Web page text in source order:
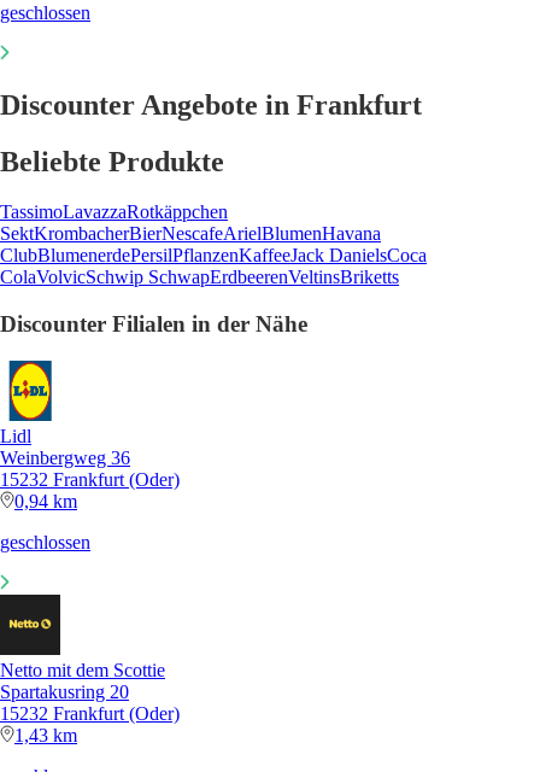
geschlossen
Discounter Angebote in Frankfurt
Beliebte Produkte
TassimoLavazzaRotkäppchen
SektKrombacherBierNescafeArielBlumenHavana
ClubBlumenerdePersilPflanzenKaffeeJack DanielsCoca
ColaVolvicSchwip SchwapErdbeerenVeltinsBriketts
Discounter Filialen in der Nähe
Lidl
Weinbergweg 36
15232 Frankfurt (Oder)
0,94 km
geschlossen
Netto mit dem Scottie
Spartakusring 20
15232 Frankfurt (Oder)
1,43 km